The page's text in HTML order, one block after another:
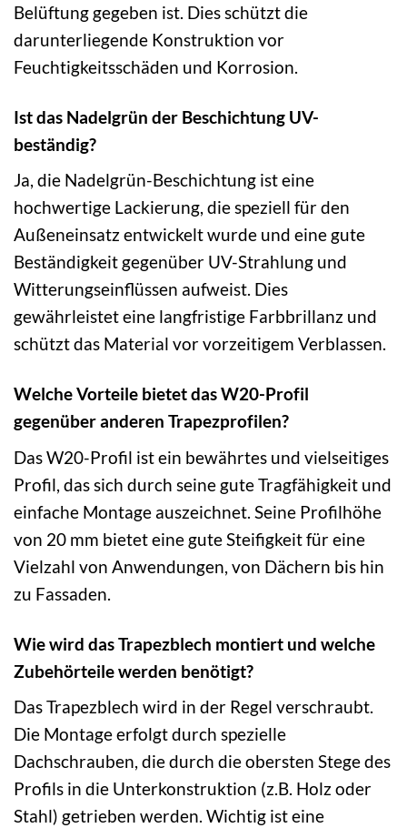
Belüftung gegeben ist. Dies schützt die
darunterliegende Konstruktion vor
Feuchtigkeitsschäden und Korrosion.
Ist das Nadelgrün der Beschichtung UV-
beständig?
Ja, die Nadelgrün-Beschichtung ist eine
hochwertige Lackierung, die speziell für den
Außeneinsatz entwickelt wurde und eine gute
Beständigkeit gegenüber UV-Strahlung und
Witterungseinflüssen aufweist. Dies
gewährleistet eine langfristige Farbbrillanz und
schützt das Material vor vorzeitigem Verblassen.
Welche Vorteile bietet das W20-Profil
gegenüber anderen Trapezprofilen?
Das W20-Profil ist ein bewährtes und vielseitiges
Profil, das sich durch seine gute Tragfähigkeit und
einfache Montage auszeichnet. Seine Profilhöhe
von 20 mm bietet eine gute Steifigkeit für eine
Vielzahl von Anwendungen, von Dächern bis hin
zu Fassaden.
Wie wird das Trapezblech montiert und welche
Zubehörteile werden benötigt?
Das Trapezblech wird in der Regel verschraubt.
Die Montage erfolgt durch spezielle
Dachschrauben, die durch die obersten Stege des
Profils in die Unterkonstruktion (z.B. Holz oder
Stahl) getrieben werden. Wichtig ist eine